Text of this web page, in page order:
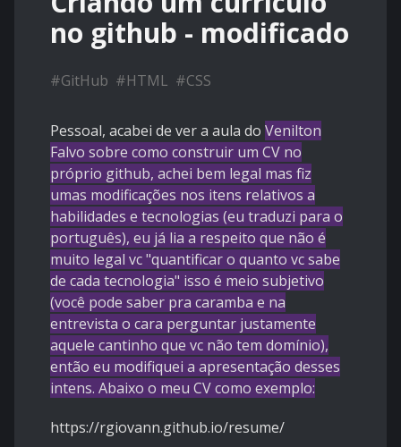
no github - modificado
#GitHub #HTML #CSS
Pessoal, acabei de ver a aula do Venilton
Falvo sobre como construir um CV no
próprio github, achei bem legal mas fiz
umas modificações nos itens relativos a
habilidades e tecnologias (eu traduzi para o
português), eu já lia a respeito que não é
muito legal vc "quantificar o quanto vc sabe
de cada tecnologia" isso é meio subjetivo
(você pode saber pra caramba e na
entrevista o cara perguntar justamente
aquele cantinho que vc não tem domínio),
então eu modifiquei a apresentação desses
intens. Abaixo o meu CV como exemplo:
https://rgiovann.github.io/resume/